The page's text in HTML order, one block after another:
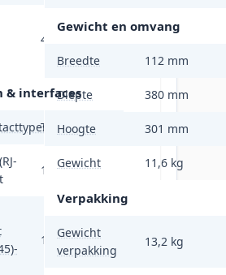
445 J
& interfaces
Type E / F
1
1
Gewicht en omvang
Breedte 112 mm
Diepte 380 mm
Hoogte 301 mm
Gewicht 11,6 kg
Verpakking
Gewicht
verpakking
13,2 kg